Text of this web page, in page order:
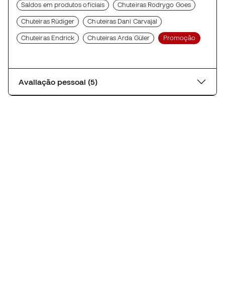
Saldos em produtos oficiais Chuteiras Rodrygo Goes
Chuteiras Rüdiger Chuteiras Dani Carvajal
Chuteiras Endrick Chuteiras Arda Güler Promoção
Avaliação pessoal (5)